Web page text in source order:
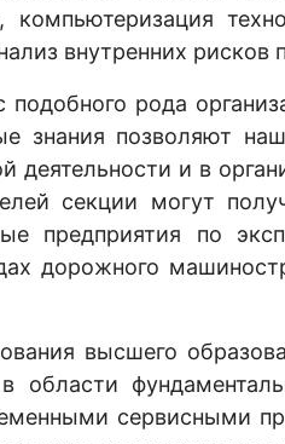
компьютеризация
внутренних рисков
рода
знания позволяют
деятельности и в
секции могут
предприятия по
дорожного
высшего
области
сервисными